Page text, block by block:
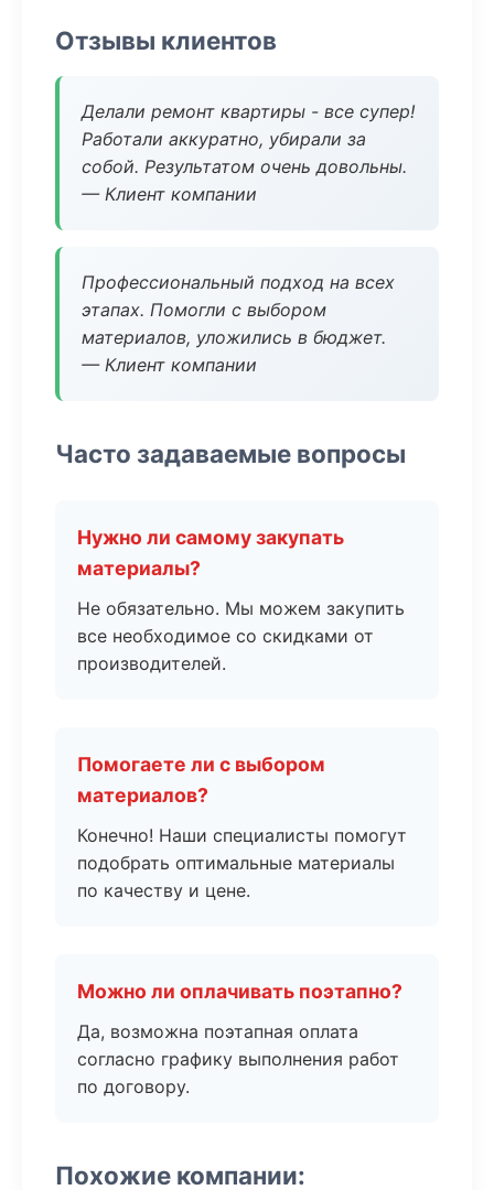
Отзывы клиентов
Делали ремонт квартиры - все супер!
Работали аккуратно, убирали за
собой. Результатом очень довольны.
— Клиент компании
Профессиональный подход на всех
этапах. Помогли с выбором
материалов, уложились в бюджет.
— Клиент компании
Часто задаваемые вопросы
Нужно ли самому закупать
материалы?
Не обязательно. Мы можем закупить
все необходимое со скидками от
производителей.
Помогаете ли с выбором
материалов?
Конечно! Наши специалисты помогут
подобрать оптимальные материалы
по качеству и цене.
Можно ли оплачивать поэтапно?
Да, возможна поэтапная оплата
согласно графику выполнения работ
по договору.
Похожие компании: